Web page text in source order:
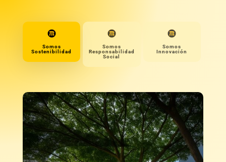
Somos
Sostenibilidad
Somos
Responsabilidad
Social
Somos
Innovación